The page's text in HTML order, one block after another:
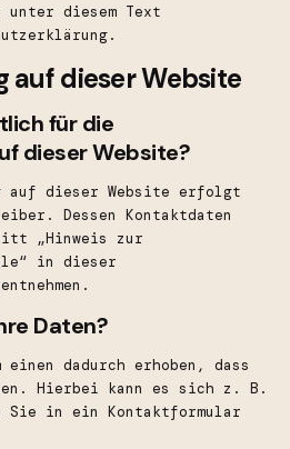
unter diesem Text
auf dieser Website
für die
dieser Website?
auf dieser Website erfolgt
Dessen Kontaktdaten
„Hinweis zur
in dieser
Daten?
einen dadurch erhoben, dass
Hierbei kann es sich z. B.
Sie in ein Kontaktformular